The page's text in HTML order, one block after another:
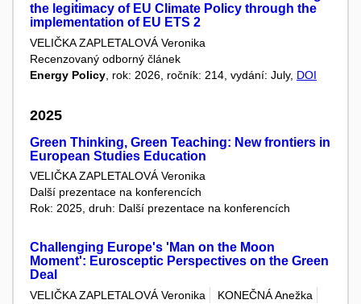
the legitimacy of EU Climate Policy through the
implementation of EU ETS 2
VELIČKA ZAPLETALOVÁ Veronika
Recenzovaný odborný článek
Energy Policy , rok: 2026, ročník: 214, vydání: July, DOI
2025
Green Thinking, Green Teaching: New frontiers in
European Studies Education
VELIČKA ZAPLETALOVÁ Veronika
Další prezentace na konferencích
Rok: 2025, druh: Další prezentace na konferencích
Challenging Europe's 'Man on the Moon
Moment': Eurosceptic Perspectives on the Green
Deal
VELIČKA ZAPLETALOVÁ Veronika
KONEČNÁ Anežka